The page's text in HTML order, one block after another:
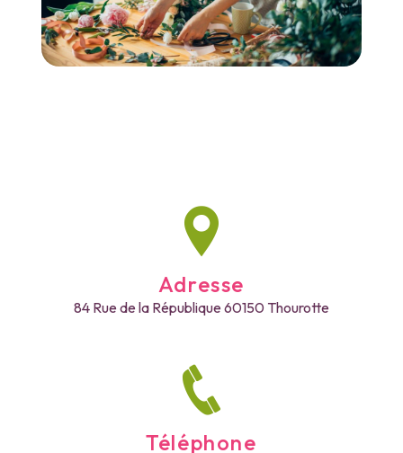
Adresse
84 Rue de la République60150 Thourotte
Téléphone